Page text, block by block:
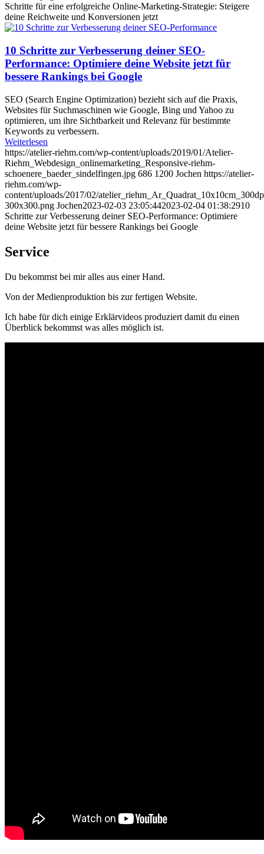
Schritte für eine erfolgreiche Online-Marketing-Strategie: Steigere
deine Reichweite und Konversionen jetzt
10 Schritte zur Verbesserung deiner SEO-
Performance: Optimiere deine Website jetzt für
bessere Rankings bei Google
SEO (Search Engine Optimization) bezieht sich auf die Praxis,
Websites für Suchmaschinen wie Google, Bing und Yahoo zu
optimieren, um ihre Sichtbarkeit und Relevanz für bestimmte
Keywords zu verbessern.
Weiterlesen
https://atelier-riehm.com/wp-content/uploads/2019/01/Atelier-
Riehm_Webdesign_onlinemarketing_Responsive-riehm-
schoenere_baeder_sindelfingen.jpg 686 1200 Jochen https://atelier-
riehm.com/wp-
content/uploads/2017/02/
300x300.png Jochen2023-02-03 23:05:442023-02-04 01:38:2910
Schritte zur Verbesserung deiner SEO-Performance: Optimiere
deine Website jetzt für bessere Rankings bei Google
Service
Du bekommst bei mir alles aus einer Hand.
Von der Medienproduktion bis zur fertigen Website.
Ich habe für dich einige Erklärvideos produziert damit du einen
Überblick bekommst was alles möglich ist.